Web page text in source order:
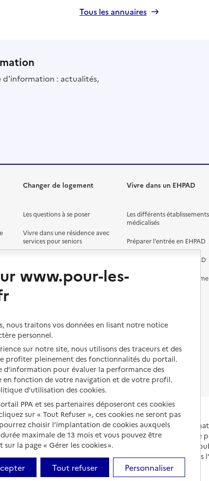
Tous les annuaires
d'information : actualités,
Changer de logement
Les questions à se poser
Vivre dans une résidence avec
services pour seniors
Vivre en accueil familial
Vivre dans un EHPAD
Les différents établissements
médicalisés
Préparer l'entrée en EHPAD
Aides financières en EHPAD
Prévention,
Fin de vie en EHPAD
Portail national
et de leurs proches, créé
et animé par le Service
partenaires engagés
leurs aidants.
www.pour-les-
nous traitons vos données en lisant notre notice
personnel.
sur notre site, nous utilisons des traceurs et des
profiter pleinement des fonctionnalités du portail.
d’information pour évaluer la performance des
en fonction de votre navigation et de votre profil.
d'utilisation des cookies.
PPA et ses partenaires déposeront ces cookies
sur « Tout Refuser », ces cookies ne seront pas
choisir l’implantation de cookies auxquels
maximale de 13 mois et vous pouvez être
la page « Gérer les cookies ».
Tout refuser Personnaliser